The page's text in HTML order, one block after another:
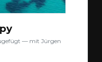
— mit Jürgen